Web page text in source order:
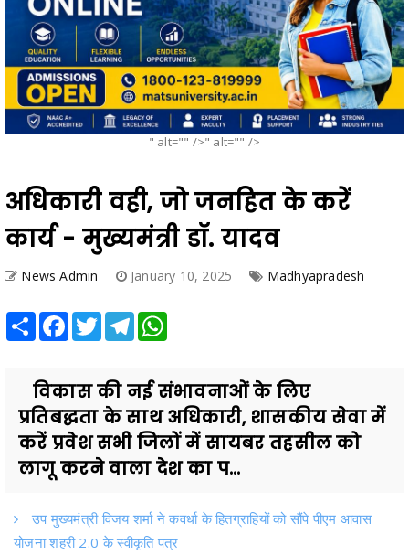
" alt="" />" alt="" />
अधिकारी वही, जो जनहित के करें
कार्य - मुख्यमंत्री डॉ. यादव
News Admin January 10, 2025 Madhyapradesh
Share Facebook
TwitterTelegram
विकास की नई संभावनाओं के लिए
प्रतिबद्धता के साथ अधिकारी, शासकीय सेवा में
करें प्रवेश सभी जिलों में सायबर तहसील को
लागू करने वाला देश का प...
उप मुख्यमंत्री विजय शर्मा ने कवर्धा के हितग्राहियों को सौंपे पीएम आवास
योजना शहरी 2.0 के स्वीकृति पत्र